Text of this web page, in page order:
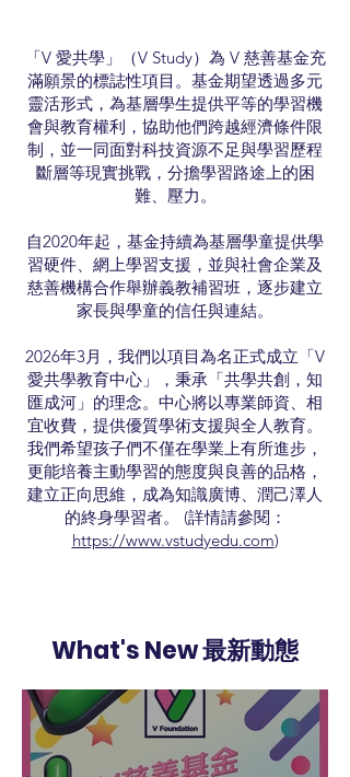
「V 愛共學」（V Study）為 V 慈善基金充
滿願景的標誌性項目。基金期望透過多元
靈活形式，為基層學生提供平等的學習機
會與教育權利，協助他們跨越經濟條件限
制，並一同面對科技資源不足與學習歷程
斷層等現實挑戰，分擔學習路途上的困
難、壓力。
自2020年起，基金持續為基層學童提供學
習硬件、網上學習支援，並與社會企業及
慈善機構合作舉辦義教補習班，逐步建立
家長與學童的信任與連結。
2026年3月，我們以項目為名正式成立「V
愛共學教育中心」，秉承「共學共創，知
匯成河」的理念。中心將以專業師資、相
宜收費，提供優質學術支援與全人教育。
我們希望孩子們不僅在學業上有所進步，
更能培養主動學習的態度與良善的品格，
建立正向思維，成為知識廣博、潤己澤人
的終身學習者。 (詳情請參閱：
https://www.vstudyedu.com)
What's New 最新動態